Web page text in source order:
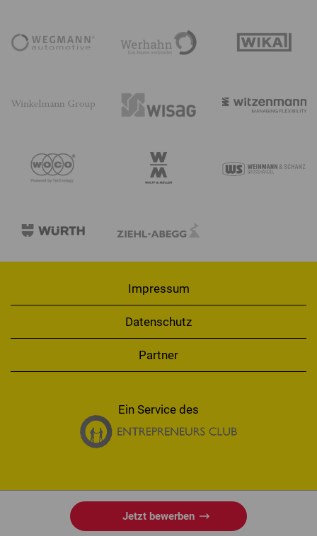
Jetzt bewerben
Impressum
Datenschutz
Partner
Ein Service des